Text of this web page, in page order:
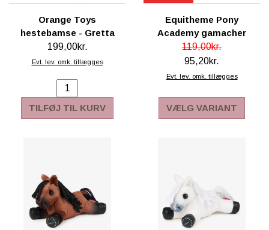
Orange Toys
hestebamse - Gretta
199,00kr.
Evt. lev. omk. tillægges
TILFØJ TIL KURV
Equitheme Pony
Academy gamacher
119,00kr.
95,20kr.
Evt. lev. omk. tillægges
VÆLG VARIANT